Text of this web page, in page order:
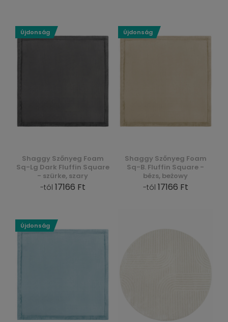
Shaggy Szőnyeg Foam
Sq-Lg Dark Fluffin Square
- szürke, szary
-tól 17166 Ft
Újdonság
Shaggy Szőnyeg Foam
Sq-B. Fluffin Square -
bézs, beżowy
-tól 17166 Ft
Újdonság
Újdonság